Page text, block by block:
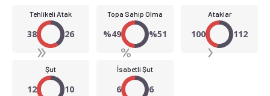
Tehlikeli Atak
38 26
Topa Sahip Olma
%49 %51
Ataklar
100 112
Şut
12 10
İsabetli Şut
6 6